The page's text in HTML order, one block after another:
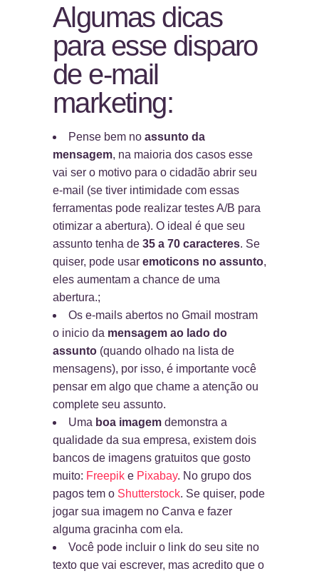
Algumas dicas
para esse disparo
de e-mail
marketing:
Pense bem no assunto da
mensagem, na maioria dos casos esse
vai ser o motivo para o cidadão abrir seu
e-mail (se tiver intimidade com essas
ferramentas pode realizar testes A/B para
otimizar a abertura). O ideal é que seu
assunto tenha de 35 a 70 caracteres. Se
quiser, pode usar emoticons no assunto,
eles aumentam a chance de uma
abertura.;
Os e-mails abertos no Gmail mostram
o inicio da mensagem ao lado do
assunto (quando olhado na lista de
mensagens), por isso, é importante você
pensar em algo que chame a atenção ou
complete seu assunto.
Uma boa imagem demonstra a
qualidade da sua empresa, existem dois
bancos de imagens gratuitos que gosto
muito: Freepik e Pixabay. No grupo dos
pagos tem o Shutterstock. Se quiser, pode
jogar sua imagem no Canva e fazer
alguma gracinha com ela.
Você pode incluir o link do seu site no
texto que vai escrever, mas acredito que o